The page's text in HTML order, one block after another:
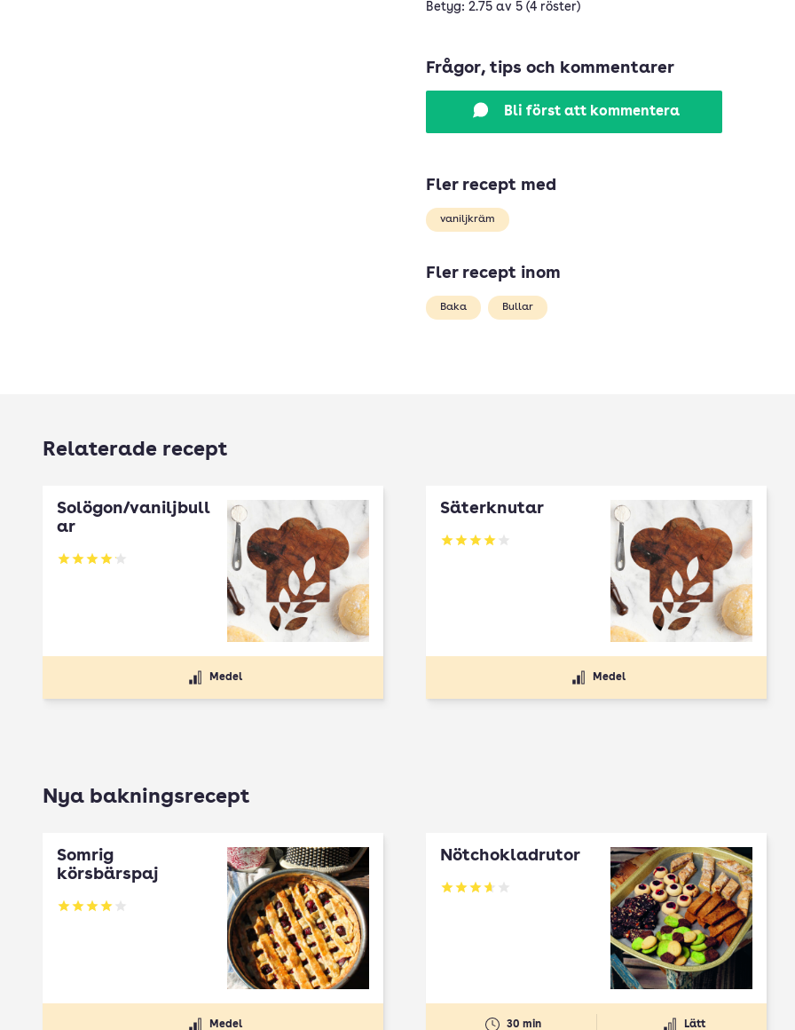
Betyg: 2.75 av 5 (4 röster)
Frågor, tips och kommentarer
Bli först att kommentera
Fler recept med
vaniljkräm
Fler recept inom
Baka Bullar
Relaterade recept
Solögon/vaniljbull
ar
Betyg: 4.11 av 5
Medel
Säterknutar
Betyg: 4 av 5
Medel
Nya bakningsrecept
Somrig
körsbärspaj
Betyg: 4 av 5
Medel
Nötchokladrutor
Betyg: 3.65 av 5
30 min Lätt